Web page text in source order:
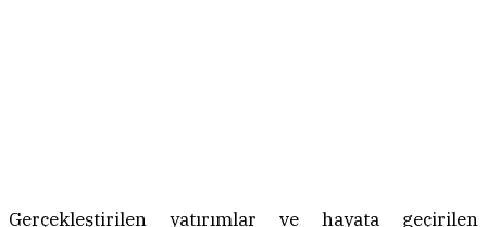
Gerçekleştirilen yatırımlar ve hayata geçirilen